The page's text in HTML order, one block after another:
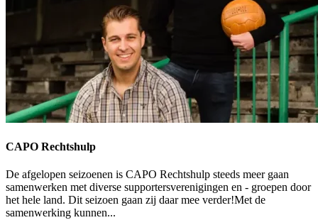
CAPO Rechtshulp
De afgelopen seizoenen is CAPO Rechtshulp steeds meer gaan
samenwerken met diverse supportersverenigingen en - groepen door
het hele land. Dit seizoen gaan zij daar mee verder!Met de
samenwerking kunnen...